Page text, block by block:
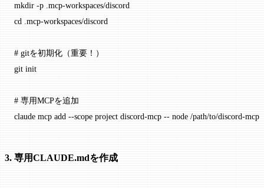
mkdir -p .mcp-workspaces/discord
cd .mcp-workspaces/discord
# gitを初期化（重要！）
git init
# 専用MCPを追加
claude mcp add --scope project discord-mcp -- node /path/to/discord-mcp
3. 専用CLAUDE.mdを作成